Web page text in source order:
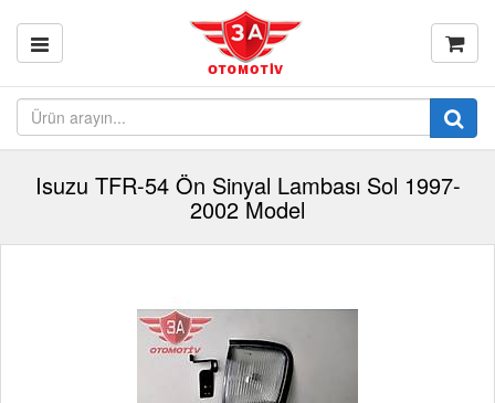
Isuzu TFR-54 Ön Sinyal Lambası Sol 1997-
2002 Model